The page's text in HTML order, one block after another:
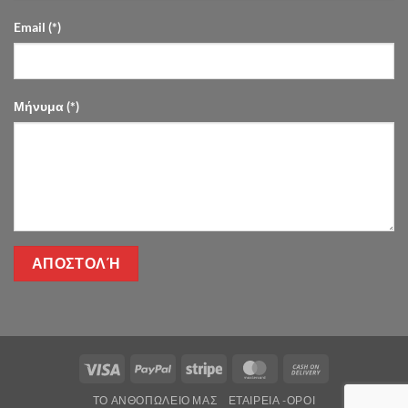
Email (*)
Μήνυμα (*)
Visa PayPal Stripe MasterCard
ΤΌ ΑΝΘΟΠΩΛΕΊΟ ΜΑΣ ΕΤΑΙΡΕΊΑ -ΟΡΟΙ